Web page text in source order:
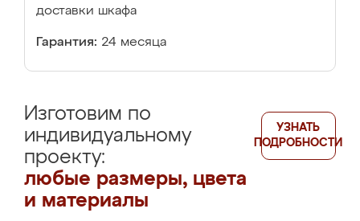
доставки шкафа
Гарантия: 24 месяца
Изготовим по
индивидуальному
проекту:
любые размеры, цвета
и материалы
УЗНАТЬ
ПОДРОБНОСТИ